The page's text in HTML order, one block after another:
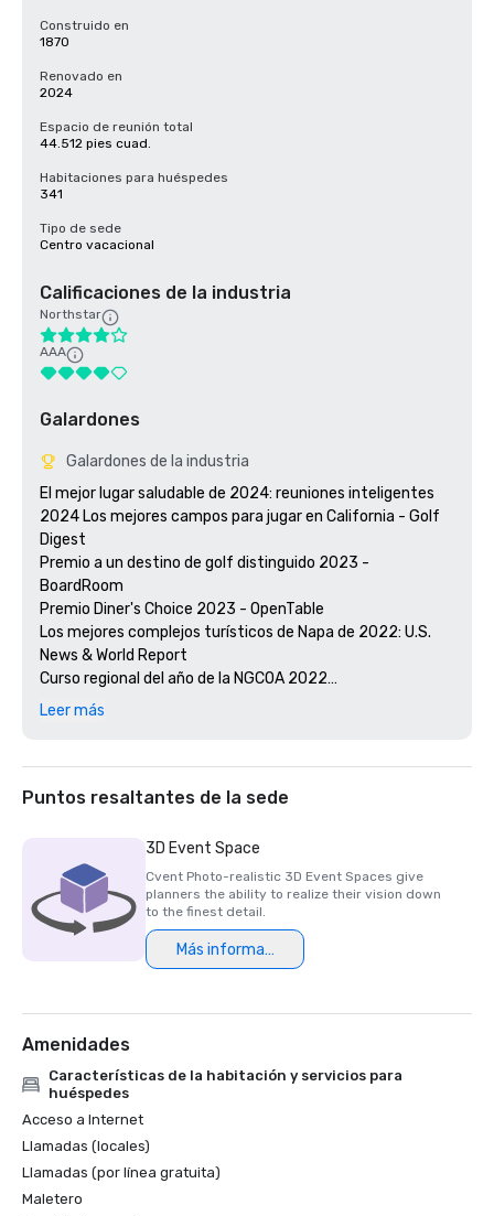
Construido en
1870
Renovado en
2024
Espacio de reunión total
44.512 pies cuad.
Habitaciones para huéspedes
341
Tipo de sede
Centro vacacional
Calificaciones de la industria
Northstar
AAA
Galardones
Galardones de la industria
El mejor lugar saludable de 2024: reuniones inteligentes
2024 Los mejores campos para jugar en California - Golf
Digest
Premio a un destino de golf distinguido 2023 -
BoardRoom
Premio Diner's Choice 2023 - OpenTable
Los mejores complejos turísticos de Napa de 2022: U.S.
News & World Report
Curso regional del año de la NGCOA 2022
Ganador del premio Travellers' Choice 2021 - Tripadvisor
Mejor hotel/resort de 2020 - Napa Valley Life Magazine
Premio Travellers' Choice 2020 - Tripadvisor
Katie Dellich, profesional del año de la USPTA NorCal 2020
Certificado de excelencia de TripAdvisor 2018 y 2019
Premio Readers' Choice 2018 y 2019 - Condé Nast
Traveler
Premios Platinum Choice 2016 y 2017: Reuniones
Leer más
Puntos resaltantes de la sede
3D Event Space
Cvent Photo-realistic 3D Event Spaces give
planners the ability to realize their vision down
to the finest detail.
Más información
Amenidades
Características de la habitación y servicios para
huéspedes
Acceso a Internet
Llamadas (locales)
Llamadas (por línea gratuita)
Maletero